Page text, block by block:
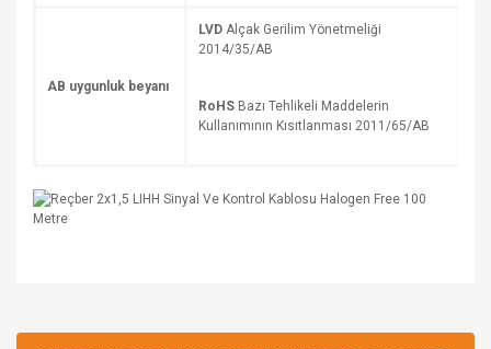
AB uygunluk beyanı
LVD Alçak Gerilim Yönetmeliği
2014/35/AB
RoHS Bazı Tehlikeli Maddelerin
Kullanımının Kısıtlanması 2011/65/AB